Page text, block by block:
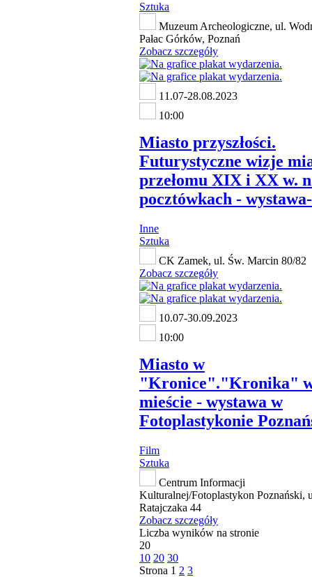
Sztuka
Muzeum Archeologiczne, ul.
Pałac Górków, Poznań
Zobacz szczegóły
11.07-28.08.2023
10:00
Miasto przyszłości.
Futurystyczne wizje
przełomu XIX i XX w.
pocztówkach - wystawa-
Inne
Sztuka
CK Zamek, ul. Św. Marcin 80/82
Zobacz szczegóły
10.07-30.09.2023
10:00
Miasto w
"Kronice"."Kronika"
mieście - wystawa w
Fotoplastykonie
Film
Sztuka
Centrum Informacji
Kulturalnej/Fotoplastykon Poznański,
Ratajczaka 44
Zobacz szczegóły
Liczba wyników na stronie
20
10 20 30
Strona 1 2 3